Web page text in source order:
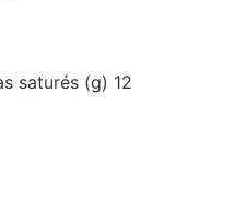
saturés (g) 12